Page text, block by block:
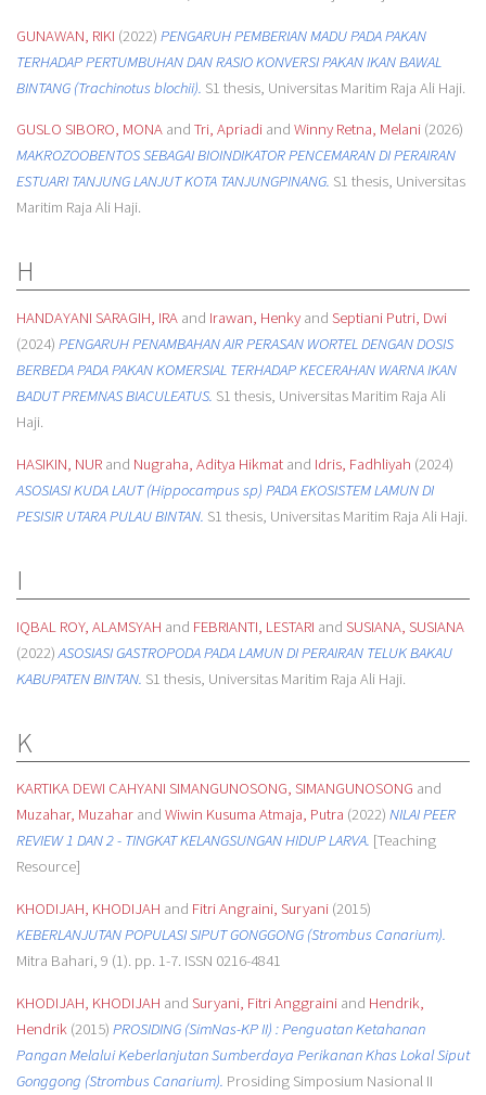
GUNAWAN, RIKI (2022) PENGARUH PEMBERIAN MADU PADA PAKAN
TERHADAP PERTUMBUHAN DAN RASIO KONVERSI PAKAN IKAN BAWAL
BINTANG (Trachinotus blochii). S1 thesis, Universitas Maritim Raja Ali Haji.
GUSLO SIBORO, MONAand Tri, Apriadiand Winny Retna, Melani(2026)
MAKROZOOBENTOS SEBAGAI BIOINDIKATOR PENCEMARAN DI PERAIRAN
ESTUARI TANJUNG LANJUT KOTA TANJUNGPINANG. S1 thesis, Universitas
Maritim Raja Ali Haji.
H
HANDAYANI SARAGIH, IRAand Irawan, Henkyand Septiani Putri, Dwi
(2024) PENGARUH PENAMBAHAN AIR PERASAN WORTEL DENGAN DOSIS
BERBEDA PADA PAKAN KOMERSIAL TERHADAP KECERAHAN WARNA IKAN
BADUT PREMNAS BIACULEATUS. S1 thesis, Universitas Maritim Raja Ali
Haji.
HASIKIN, NURand Nugraha, Aditya Hikmatand Idris, Fadhliyah (2024)
ASOSIASI KUDA LAUT (Hippocampus sp) PADA EKOSISTEM LAMUN DI
PESISIR UTARA PULAU BINTAN. S1 thesis, Universitas Maritim Raja Ali Haji.
I
IQBAL ROY, ALAMSYAH and FEBRIANTI, LESTARI and SUSIANA, SUSIANA
(2022) ASOSIASI GASTROPODA PADA LAMUN DI PERAIRAN TELUK BAKAU
KABUPATEN BINTAN. S1 thesis, Universitas Maritim Raja Ali Haji.
K
KARTIKA DEWI CAHYANI SIMANGUNOSONG, SIMANGUNOSONG and
Muzahar, Muzaharand Wiwin Kusuma Atmaja, Putra (2022) NILAI PEER
REVIEW 1 DAN 2 - TINGKAT KELANGSUNGAN HIDUP LARVA. [Teaching
Resource]
KHODIJAH, KHODIJAH and Fitri Angraini, Suryani(2015)
KEBERLANJUTAN POPULASI SIPUT GONGGONG (Strombus Canarium).
Mitra Bahari, 9 (1). pp. 1-7. ISSN 0216-4841
KHODIJAH, KHODIJAH and Suryani, Fitri Anggrainiand Hendrik,
Hendrik(2015) PROSIDING (SimNas-KP II) : Penguatan Ketahanan
Pangan Melalui Keberlanjutan Sumberdaya Perikanan Khas Lokal Siput
Gonggong (Strombus Canarium). Prosiding Simposium Nasional II